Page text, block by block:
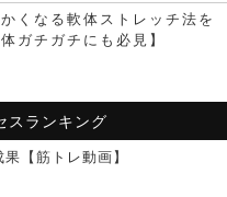
くなる軟体ストレッチ法を
ガチガチにも必見】
スランキング
【筋トレ動画】